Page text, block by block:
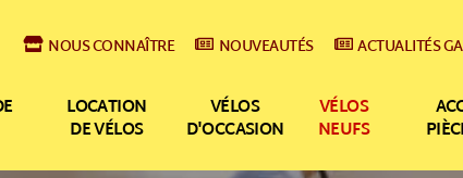
NOUS CONNAÎTRE NOUVEAUTÉS ACTUALITÉS
LOCATION
DE VÉLOS
VÉLOS
D'OCCASION
VÉLOS
NEUFS